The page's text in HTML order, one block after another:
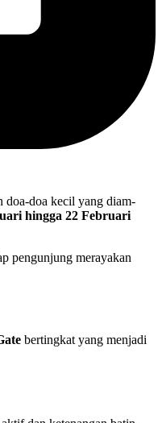
doa-doa kecil yang diam-
hingga 22 Februari
pengunjung merayakan
bertingkat yang menjadi